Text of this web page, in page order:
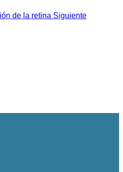
de la retina Siguiente